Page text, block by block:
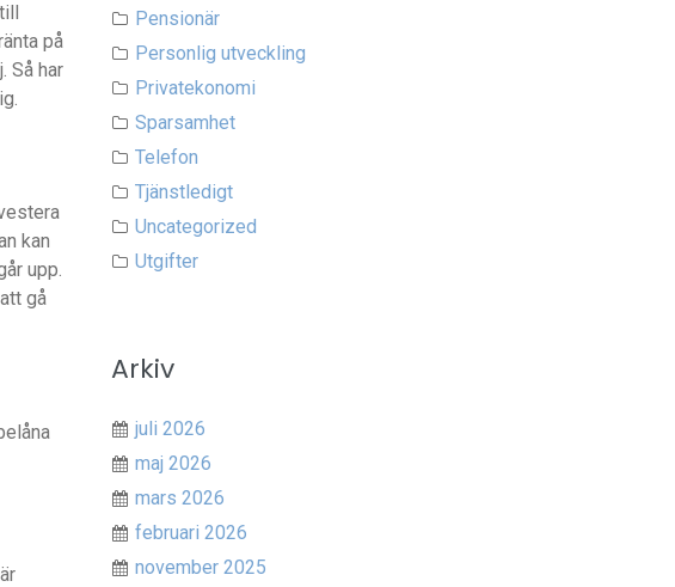
på
Så har
kan
upp.
gå
Pensionär
Personlig utveckling
Privatekonomi
Sparsamhet
Telefon
Tjänstledigt
Uncategorized
Utgifter
Arkiv
juli 2026
maj 2026
mars 2026
februari 2026
november 2025